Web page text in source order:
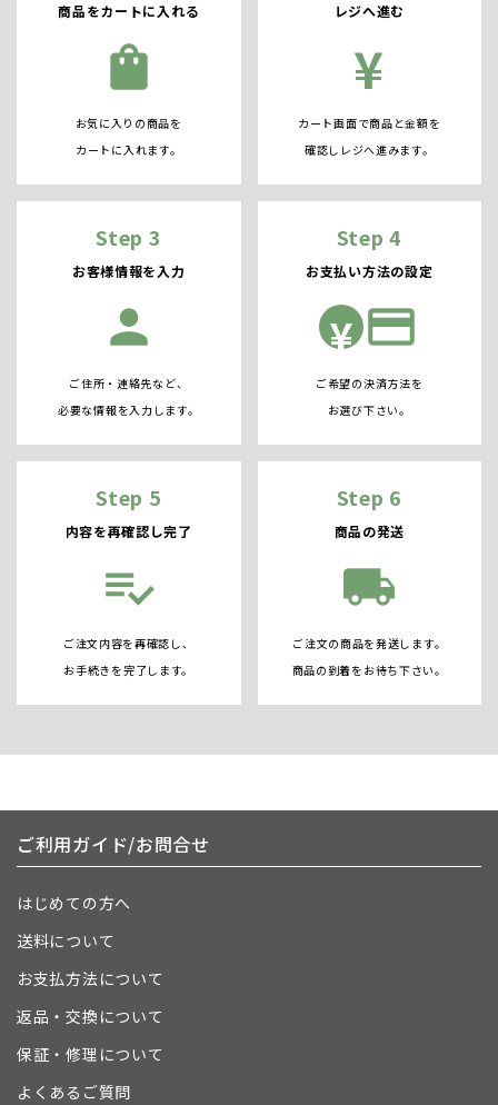
商品をカートに入れる
shopping_bag
お気に入りの商品を
カートに入れます。
レジへ進む
¥
カート画面で商品と金額を
確認しレジへ進みます。
Step 3
お客様情報を入力
person
ご住所・連絡先など、
必要な情報を入力します。
Step 4
お支払い方法の設定
¥ credit_card
ご希望の決済方法を
お選び下さい。
Step 5
内容を再確認し完了
playlist_add_check
ご注文内容を再確認し、
お手続きを完了します。
Step 6
商品の発送
local_shipping
ご注文の商品を発送します。
商品の到着をお待ち下さい。
ご利用ガイド/お問合せ
はじめての方へ
送料について
お支払方法について
返品・交換について
保証・修理について
よくあるご質問